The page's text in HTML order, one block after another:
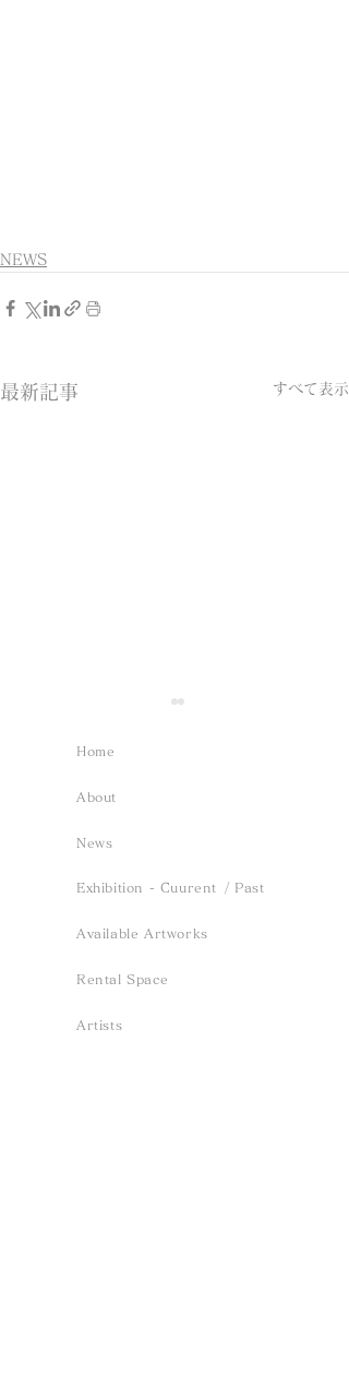
NEWS
最新記事 すべて表示
Event- 2026.12.13 sun
Home
About
News
/ Past
Exhibition - Cuurent
Available Artworks
Rental Space
Artists